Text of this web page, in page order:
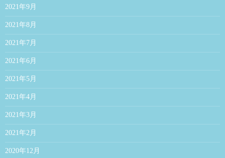
2021年9月
2021年8月
2021年7月
2021年6月
2021年5月
2021年4月
2021年3月
2021年2月
2020年12月